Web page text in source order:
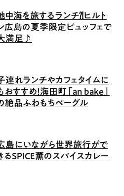
中海を旅するランチ⁈ヒルト
広島の夏季限定ビュッフェで
満足♪
連れランチやカフェタイムに
おすすめ！海田町「an bake」
絶品ふわもちベーグル
島にいながら世界旅行がで
るSPICE薫のスパイスカレー